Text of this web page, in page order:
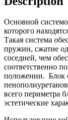
недорого
интернет
магазине
quantity
Основной
которого
Такая система
пружин, сжатие
соседней, чем
соответственно
положении. Блок
всего периметра
эстетические